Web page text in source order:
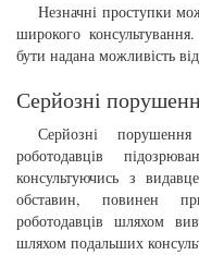
Незначні проступки
широкого
бути надана можливість
Серйозні
Серйозні
роботодавців
консультуючись з
обставин, повинен
роботодавців шляхом
шляхом подальших